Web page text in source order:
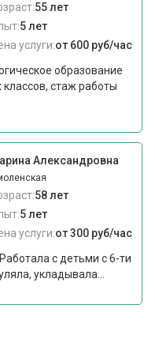
55 лет
5 лет
услуги:от 600 руб/час
образование
стаж работы
Александровна
58 лет
5 лет
услуги:от 300 руб/час
с детьми с 6-ти
укладывала...